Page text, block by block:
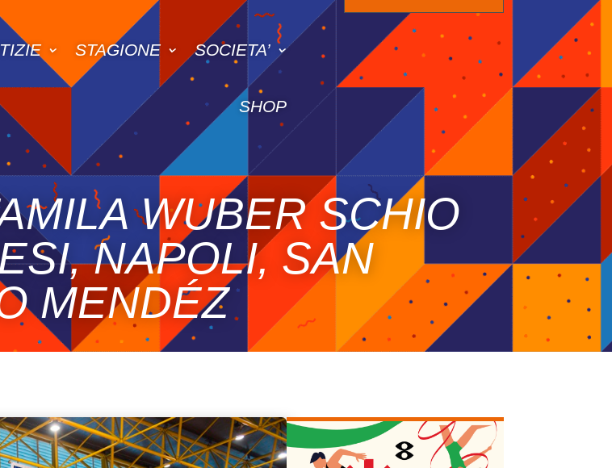
STAGIONE SOCIETA’
SHOP
WUBER SCHIO
NAPOLI, SAN
MENDÉZ